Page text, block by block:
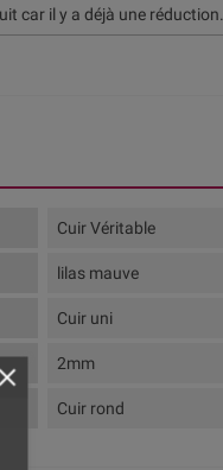
car il y a déjà une réduction.
Cuir Véritable
lilas mauve
Cuir uni
2mm
Cuir rond